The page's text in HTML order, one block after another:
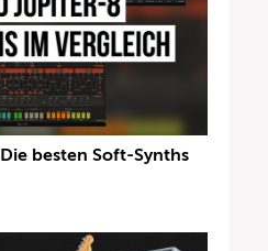
besten Soft-Synths